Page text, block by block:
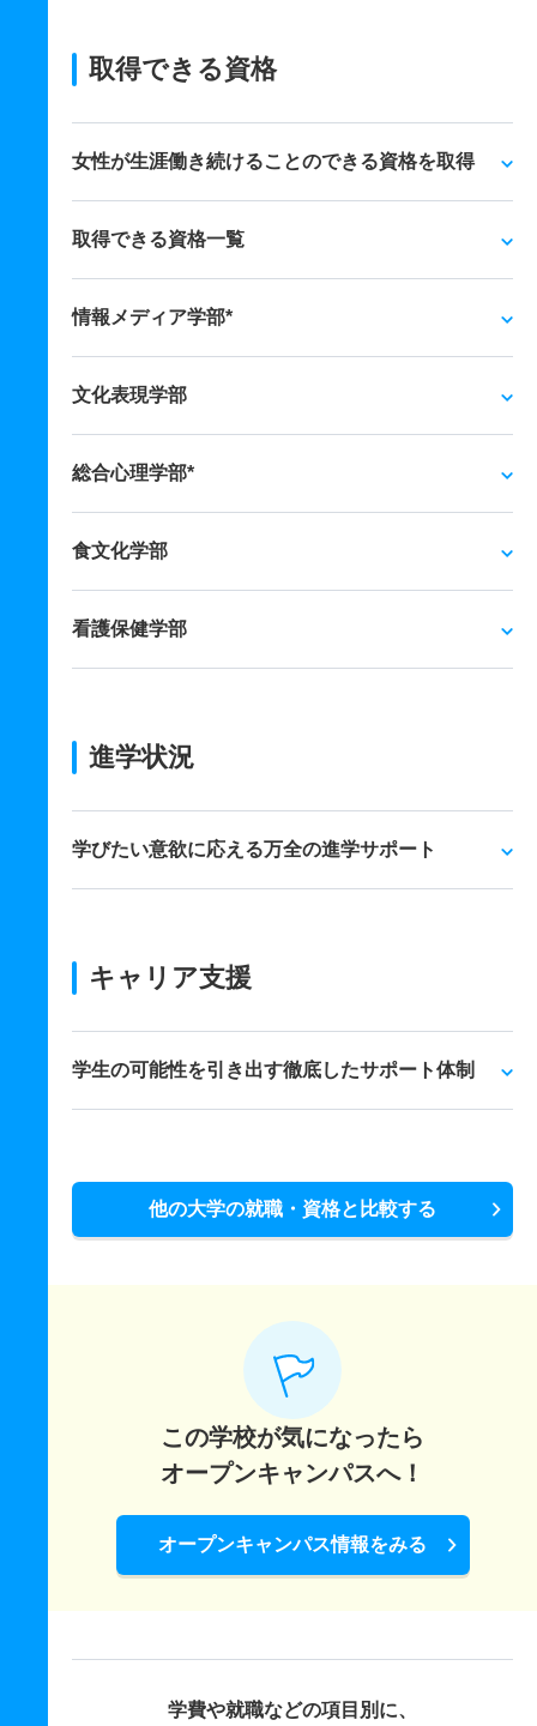
取得できる資格
女性が生涯働き続けることのできる資格を取得
取得できる資格一覧
情報メディア学部*
文化表現学部
総合心理学部*
食文化学部
看護保健学部
進学状況
学びたい意欲に応える万全の進学サポート
キャリア支援
学生の可能性を引き出す徹底したサポート体制
他の大学の就職・資格と比較する
この学校が気になったら
オープンキャンパスへ！
オープンキャンパス情報をみる
学費や就職などの項目別に、